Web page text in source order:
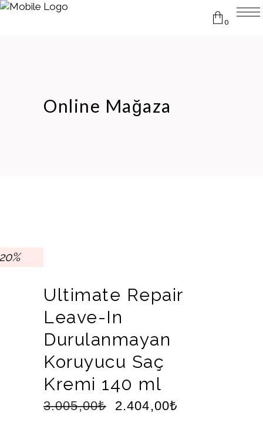
0
Online Mağaza
Ultimate Repair
Leave-In
Durulanmayan
Koruyucu Saç
Kremi 140 ml
3.005,00₺ 2.404,00₺